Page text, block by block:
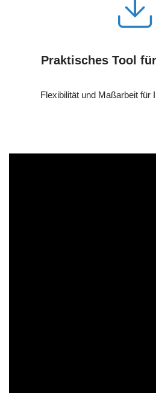
Praktisches Tool
Flexibilität und Maßarbeit für